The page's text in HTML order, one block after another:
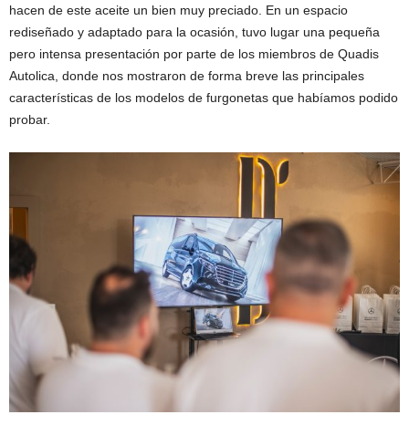
hacen de este aceite un bien muy preciado. En un espacio
rediseñado y adaptado para la ocasión, tuvo lugar una pequeña
pero intensa presentación por parte de los miembros de Quadis
Autolica, donde nos mostraron de forma breve las principales
características de los modelos de furgonetas que habíamos podido
probar.